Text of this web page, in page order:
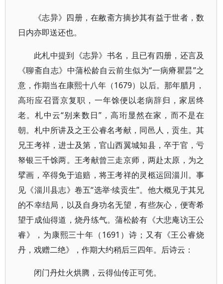
《志异》四册，在敝斋方摘抄其有益于世者，数
日内亦即送还也。
此札中提到《志异》书名，且已有四册，还言及
《聊斋自志》中蒲松龄自云前生似为“一病瘠瞿昙”之
意，作期当在康熙十八年（1679）以后。那年腊月，
高珩应召晋京复职，一年馀便以老病辞归，家居终
老。札中云“别来数日”，高珩显然在家，而不是在
朝。札中所讲及之王公睿名考献，同邑人，贡生。其
兄王考祥，进士及第，官山西翼城知县，卒于官，亏
帑银三千馀两。王考献曾三走京师，两赴太原，为之
擘画，卒得免于追赔，将王考祥的灵柩运回淄川。事
见《淄川县志》卷五“选举·续贡生”。他大概见于其兄
的不幸结局，以及自身功名无望，有些灰心，便寄希
望于成仙得道，烧丹练气。蒲松龄有《大悲庵访王公
睿》，为康熙三十年（1691）诗；又有《王公睿烧
丹，戏赠二绝》，作期大约稍后三四年。后诗云：
闭门丹灶火烘腾，云得仙传正可凭。